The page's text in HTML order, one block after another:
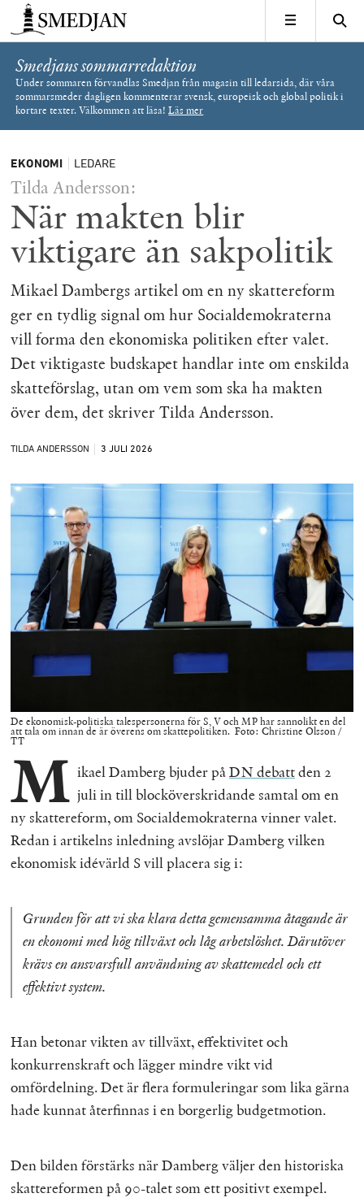
Timbro
MENY
Smedjans sommarredaktion
Under sommaren förvandlas Smedjan från magasin till ledarsida, där våra
sommarsmeder dagligen kommenterar svensk, europeisk och global politik i
kortare texter. Välkommen att läsa!Läs mer
EKONOMI LEDARE
Tilda Andersson:
När makten blir
viktigare än sakpolitik
Mikael Dambergs artikel om en ny skattereform
ger en tydlig signal om hur Socialdemokraterna
vill forma den ekonomiska politiken efter valet.
Det viktigaste budskapet handlar inte om enskilda
skatteförslag, utan om vem som ska ha makten
över dem, det skriver Tilda Andersson.
TILDA ANDERSSON 3 JULI 2026
De ekonomisk-politiska talespersonerna för S, V och MP har sannolikt en del
att tala om innan de är överens om skattepolitiken. Foto: Christine Olsson /
TT
M ikael Damberg bjuder påDN debattden 2
juli in till blocköverskridande samtal om en
ny skattereform, om Socialdemokraterna vinner valet.
Redan i artikelns inledning avslöjar Damberg vilken
ekonomisk idévärld S vill placera sig i:
Grunden för att vi ska klara detta gemensamma åtagande är
en ekonomi med hög tillväxt och låg arbetslöshet. Därutöver
krävs en ansvarsfull användning av skattemedel och ett
effektivt system.
Han betonar vikten av tillväxt, effektivitet och
konkurrenskraft och lägger mindre vikt vid
omfördelning. Det är flera formuleringar som lika gärna
hade kunnat återfinnas i en borgerlig budgetmotion.
Den bilden förstärks när Damberg väljer den historiska
skattereformen på 90-talet som ett positivt exempel.